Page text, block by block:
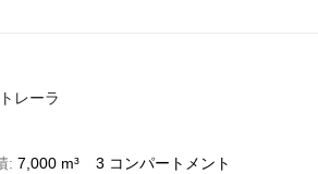
レーラ
7,000 m³ 3 コンパートメント